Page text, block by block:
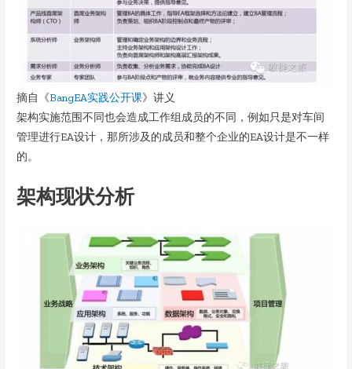
摘自《BangEA实践公开课》讲义
架构实施范围不同也会造成工作组成员的不同，例如只是对车间
管理进行EA设计，那所涉及的成员和整个企业的EA设计是不一样
的。
架构现状分析